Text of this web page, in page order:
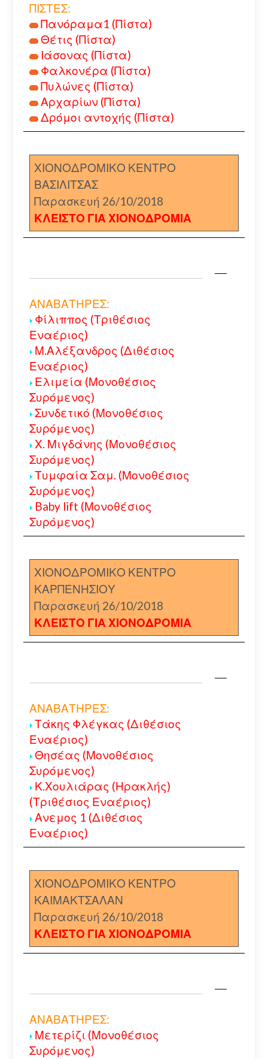
ΠΙΣΤΕΣ:
Πανόραμα1 (Πίστα)
Θέτις (Πίστα)
Ιάσονας (Πίστα)
Φαλκονέρα (Πίστα)
Πυλώνες (Πίστα)
Αρχαρίων (Πίστα)
Δρόμοι αντοχής (Πίστα)
ΧΙΟΝΟΔΡΟΜΙΚΟ ΚΕΝΤΡΟ
ΒΑΣΙΛΙΤΣΑΣ
Παρασκευή 26/10/2018
ΚΛΕΙΣΤΟ ΓΙΑ ΧΙΟΝΟΔΡΟΜΙΑ
ΑΝΑΒΑΤΗΡΕΣ:
Φίλιππος (Τριθέσιος
Εναέριος)
Μ.Αλέξανδρος (Διθέσιος
Εναέριος)
Ελιμεία (Μονοθέσιος
Συρόμενος)
Συνδετικό (Μονοθέσιος
Συρόμενος)
Χ. Μιγδάνης (Μονοθέσιος
Συρόμενος)
Τυμφαία Σαμ. (Μονοθέσιος
Συρόμενος)
Baby lift (Μονοθέσιος
Συρόμενος)
ΧΙΟΝΟΔΡΟΜΙΚΟ ΚΕΝΤΡΟ
ΚΑΡΠΕΝΗΣΙΟΥ
Παρασκευή 26/10/2018
ΚΛΕΙΣΤΟ ΓΙΑ ΧΙΟΝΟΔΡΟΜΙΑ
ΑΝΑΒΑΤΗΡΕΣ:
Τάκης Φλέγκας (Διθέσιος
Εναέριος)
Θησέας (Μονοθέσιος
Συρόμενος)
Κ.Χουλιάρας (Ηρακλής)
(Τριθέσιος Εναέριος)
Ανεμος 1 (Διθέσιος
Εναέριος)
ΧΙΟΝΟΔΡΟΜΙΚΟ ΚΕΝΤΡΟ
ΚΑΙΜΑΚΤΣΑΛΑΝ
Παρασκευή 26/10/2018
ΚΛΕΙΣΤΟ ΓΙΑ ΧΙΟΝΟΔΡΟΜΙΑ
ΑΝΑΒΑΤΗΡΕΣ:
Μετερίζι (Μονοθέσιος
Συρόμενος)